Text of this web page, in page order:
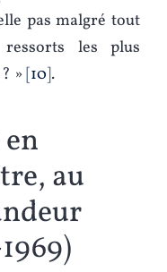
pas malgré tout
les plus
» 10 .
au